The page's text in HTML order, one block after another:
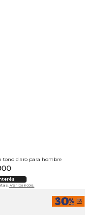
tono claro para hombre
Ver bancos.